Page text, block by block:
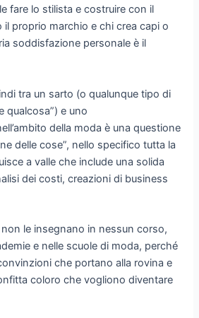
fare lo stilista e costruire con il
il proprio marchio e chi crea capi o
soddisfazione personale è il
tra un sarto (o qualunque tipo di
qualcosa”) e uno
della moda è una questione
delle cose”, nello specifico tutta la
a valle che include una solida
dei costi, creazioni di business
le insegnano in nessun corso,
e nelle scuole di moda, perché
che portano alla rovina e
coloro che vogliono diventare